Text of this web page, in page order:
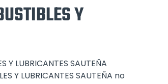
Y
LUBRICANTES SAUTEÑA
LUBRICANTES SAUTEÑA no